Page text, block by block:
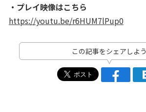
・プレイ映像はこちら
https://youtu.be/r6HUM7lPup0
この記事をシェアしよう